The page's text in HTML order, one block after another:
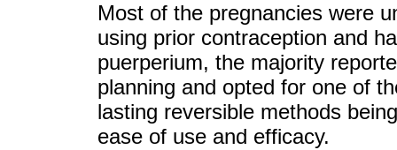
Most of the pregnancies were
using prior contraception and
puerperium, the majority
planning and opted for one of
lasting reversible methods
ease of use and efficacy.